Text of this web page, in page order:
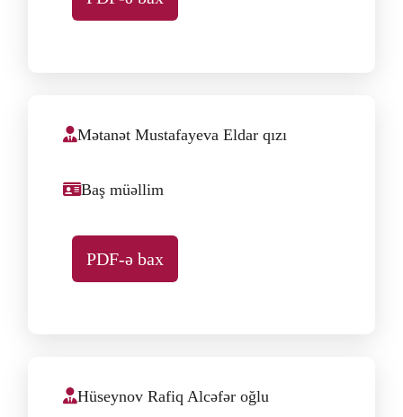
Mətanət Mustafayeva Eldar qızı
Baş müəllim
PDF-ə bax
Hüseynov Rafiq Alcəfər oğlu